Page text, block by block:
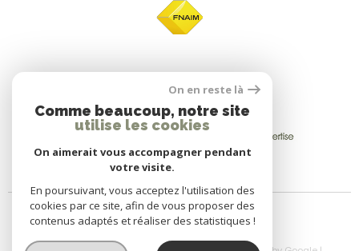
On en reste là
Comme beaucoup, notre site
utilise les cookies
On aimerait vous accompagner pendant
votre visite.
En poursuivant, vous acceptez l'utilisation des
cookies par ce site, afin de vous proposer des
contenus adaptés et réaliser des statistiques !